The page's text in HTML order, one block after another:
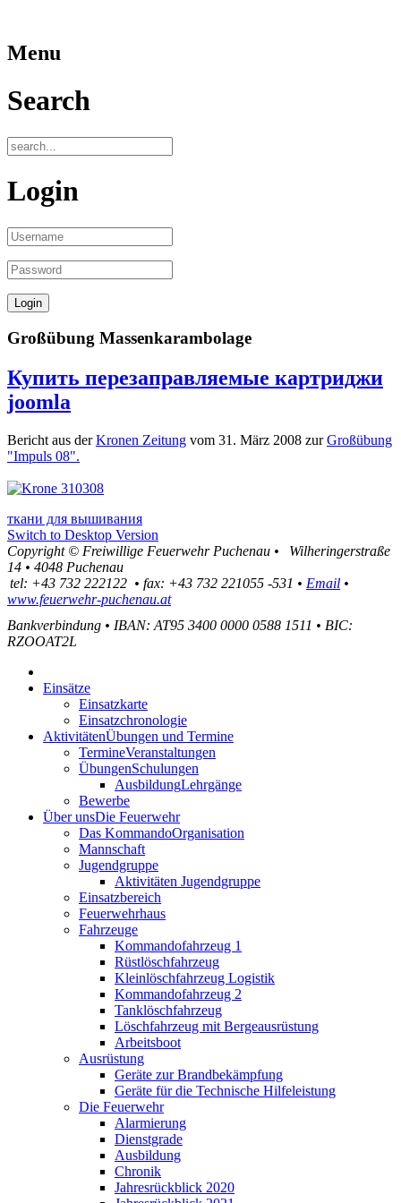
Menu
Search
Login
Großübung Massenkarambolage
Купить перезаправляемые картриджи
joomla
Bericht aus derKronen Zeitung vom 31. März 2008 zurGroßübung
"Impuls 08".
ткани для вышивания
Switch to Desktop Version
Copyright © Freiwillige Feuerwehr Puchenau •
Wilheringerstraße
14 • 4048 Puchenau
tel: +43 732 222122 • fax: +43 732 221055 -531 • Email •
www.feuerwehr-puchenau.at
Bankverbindung • IBAN: AT95 3400 0000 0588 1511 • BIC:
RZOOAT2L
Einsätze
Einsatzkarte
Einsatzchronologie
AktivitätenÜbungen und Termine
TermineVeranstaltungen
ÜbungenSchulungen
AusbildungLehrgänge
Bewerbe
Über unsDie Feuerwehr
Das KommandoOrganisation
Mannschaft
Jugendgruppe
Aktivitäten Jugendgruppe
Einsatzbereich
Feuerwehrhaus
Fahrzeuge
Kommandofahrzeug 1
Rüstlöschfahrzeug
Kleinlöschfahrzeug Logistik
Kommandofahrzeug 2
Tanklöschfahrzeug
Löschfahrzeug mit Bergeausrüstung
Arbeitsboot
Ausrüstung
Geräte zur Brandbekämpfung
Geräte für die Technische Hilfeleistung
Die Feuerwehr
Alarmierung
Dienstgrade
Ausbildung
Chronik
Jahresrückblick 2020